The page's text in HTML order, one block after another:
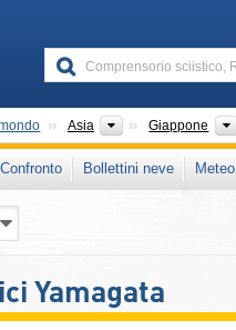
Asia Continenti
Giappone
Confronto Bollettini neve Meteo
Yamagata